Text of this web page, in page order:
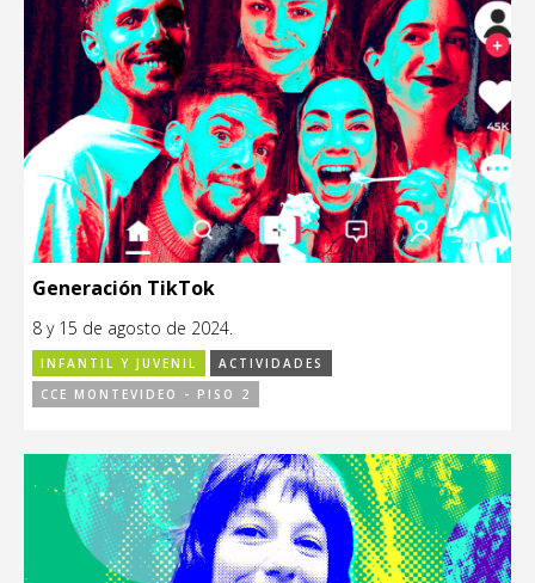
Generación TikTok
8 y 15 de agosto de 2024.
INFANTIL Y JUVENIL
ACTIVIDADES
CCE MONTEVIDEO - PISO 2